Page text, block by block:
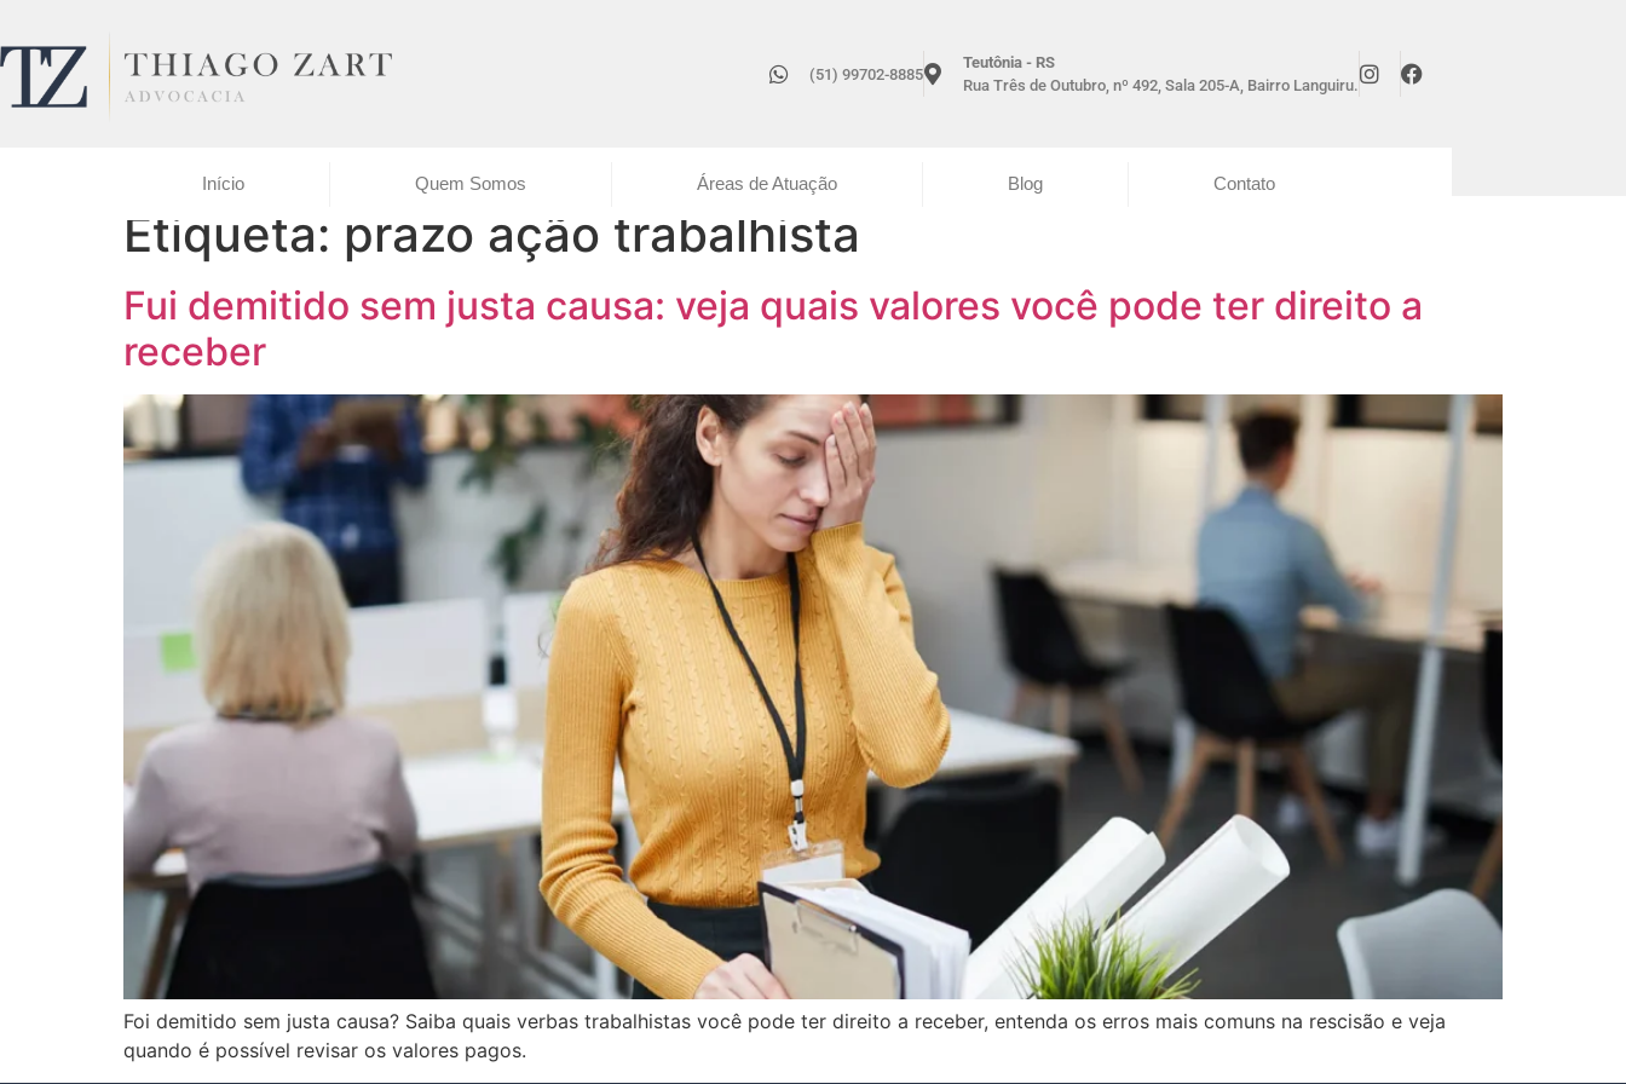
(51) 99702-8885
Teutônia - RS
Rua Três de Outubro, nº 492, Sala 205-A, Bairro Languiru.
Início Quem Somos Áreas de Atuação Blog Contato
Etiqueta: prazo ação trabalhista
Fui demitido sem justa causa: veja quais valores você pode ter direito a
receber
Foi demitido sem justa causa? Saiba quais verbas trabalhistas você pode ter direito a receber, entenda os erros mais comuns na rescisão e veja
quando é possível revisar os valores pagos.